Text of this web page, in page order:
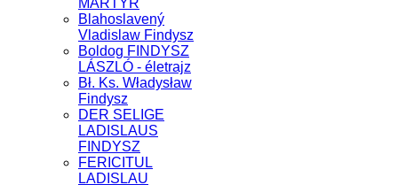
Blahoslavený
Vladislaw Findysz
Boldog FINDYSZ
LÁSZLÓ - életrajz
Bł. Ks. Władysław
Findysz
DER SELIGE
LADISLAUS
FINDYSZ
FERICITUL
LADISLAU